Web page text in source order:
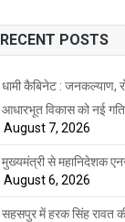
RECENT POSTS
धामी कैबिनेट : जनकल्याण,
आधारभूत विकास को नई गति
August 7, 2026
मुख्यमंत्री से महानिदेशक
August 6, 2026
सहसपुर में हरक सिंह रावत